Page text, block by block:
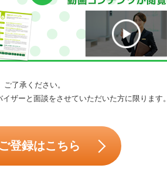
了承ください。
ザーと面談をさせていただいた方に限ります。
登録はこちら